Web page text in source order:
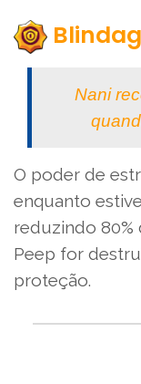
Nani
O poder de
enquanto
reduzindo 80%
Peep for
proteção.